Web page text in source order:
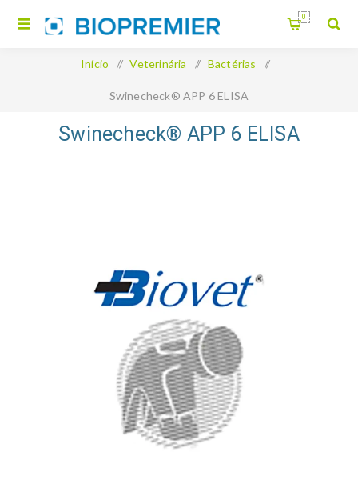
0
Início / Veterinária / Bactérias /
Swinecheck® APP 6 ELISA
Swinecheck® APP 6 ELISA